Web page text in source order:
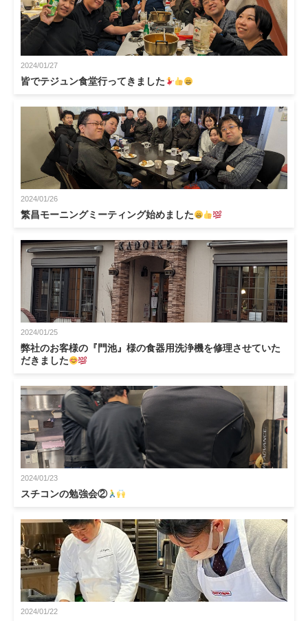
2024/01/27
皆でテジュン食堂行ってきました
2024/01/26
繁昌モーニングミーティング始めました
2024/01/25
弊社のお客様の『門池』様の食器用洗浄機を修理させていた
だきました
2024/01/23
スチコンの勉強会②
2024/01/22